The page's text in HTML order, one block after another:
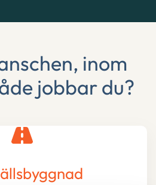
inom
jobbar du?